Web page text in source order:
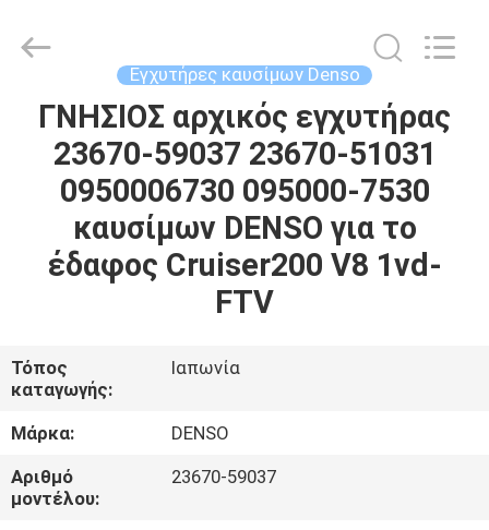
ΣΠΊΤΙ
ΠΡΟΪΌΝΤΑ
ΠΕΡΊΠΟΥ
ΓΎΡΟΣ
ΕΡΓΟΣΤΑΣΊΩΝ
ΠΟΙΟΤΙΚΌΣ
ΈΛΕΓΧΟΣ
Parts
Co.,LTD.
Reserved.
Εγχυτήρες καυσίμων Denso
ΓΝΗΣΙΟΣ αρχικός εγχυτήρας
23670-59037 23670-51031
0950006730 095000-7530
καυσίμων DENSO για το
έδαφος Cruiser200 V8 1vd-
FTV
Τόπος
καταγωγής:
Ιαπωνία
Μάρκα:
DENSO
Αριθμό
μοντέλου:
23670-59037